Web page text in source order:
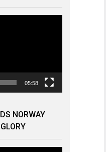
05:58
NORWAY